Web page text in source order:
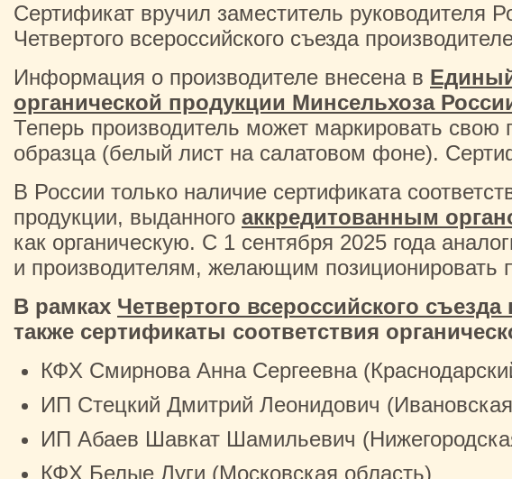
Сертификат вручил заместитель руководителя
Четвертого всероссийского съезда
Информация о производителе внесена в
органической продукции Минсельхоза
Теперь производитель может маркировать свою
образца (белый лист на салатовом фоне).
В России только наличие сертификата
продукции, выданного аккредитованным
как органическую. С 1 сентября 2025 года
и производителям, желающим позиционировать
В рамках Четвертого всероссийского
также сертификаты соответствия
КФХ Смирнова Анна Сергеевна
ИП Стецкий Дмитрий Леонидович
ИП Абаев Шавкат Шамильевич
КФХ Белые Луги (Московская область)